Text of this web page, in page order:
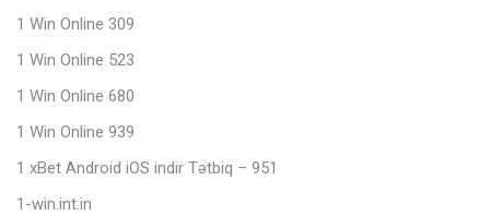
1 Win Online 309
1 Win Online 523
1 Win Online 680
1 Win Online 939
1 xBet Android iOS indir Tətbiq – 951
1-win.int.in